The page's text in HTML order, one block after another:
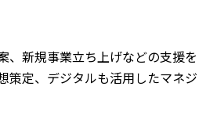
、新規事業立ち上げなどの支援を
策定、デジタルも活用したマネジ